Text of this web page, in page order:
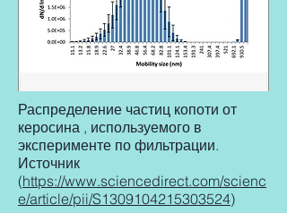
Распределение частиц копоти от
керосина , используемого в
эксперименте по фильтрации.
Источник
(https://www.sciencedirect.com/scienc
e/article/pii/S1309104215303524)